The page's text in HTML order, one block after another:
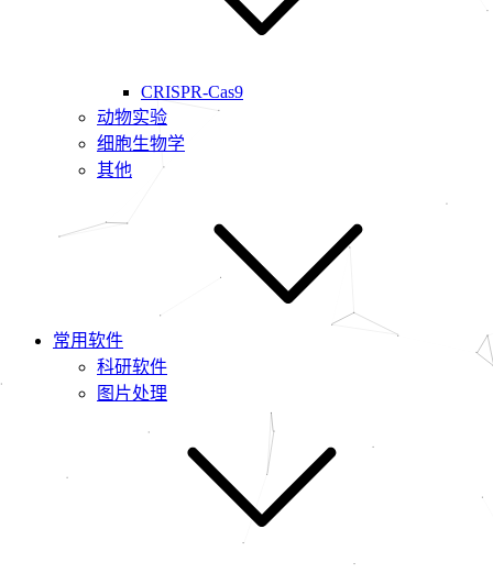
CRISPR-Cas9
动物实验
细胞生物学
其他
常用软件
科研软件
图片处理